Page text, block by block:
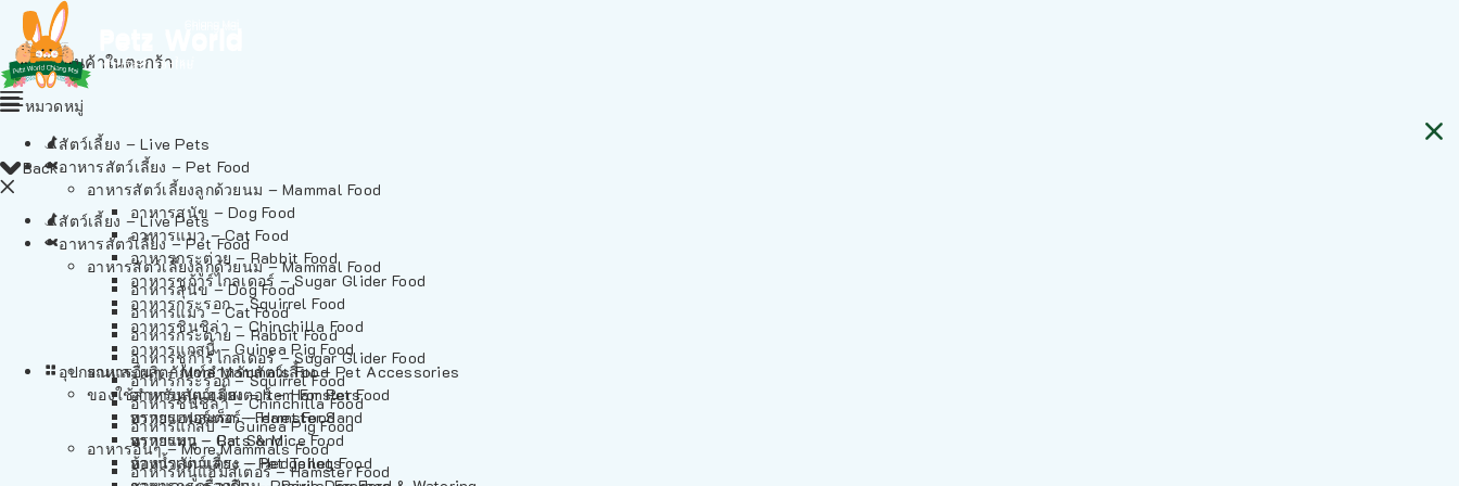
ไม่มีสินค้าในตะกร้า
Back
สัตว์เลี้ยง – Live Pets
อาหารสัตว์เลี้ยง – Pet Food
อาหารสัตว์เลี้ยงลูกด้วยนม – Mammal Food
อาหารสุนัข – Dog Food
อาหารแมว – Cat Food
อาหารกระต่าย – Rabbit Food
อาหารชูก้าร์ไกลเดอร์ – Sugar Glider Food
อาหารกระรอก – Squirrel Food
อาหารชินชิล่า – Chinchilla Food
อาหารแกสบี้ – Guinea Pig Food
อาหารอื่นๆ – More Mammals Food
อาหารหนูแฮมสเตอร์ – Hamster Food
หมวดหมู่
สัตว์เลี้ยง – Live Pets
อาหารสัตว์เลี้ยง – Pet Food
อาหารสัตว์เลี้ยงลูกด้วยนม – Mammal Food
อาหารสุนัข – Dog Food
อาหารแมว – Cat Food
อาหารกระต่าย – Rabbit Food
อาหารชูก้าร์ไกลเดอร์ – Sugar Glider Food
อาหารกระรอก – Squirrel Food
อาหารชินชิล่า – Chinchilla Food
อาหารแกสบี้ – Guinea Pig Food
อาหารอื่นๆ – More Mammals Food
อาหารหนูแฮมสเตอร์ – Hamster Food
อาหารเฟอร์เร็ต – Ferret Food
อาหารหนู – Rats & Mice Food
อาหารเม่นแคระ – Hedgehog Food
อุปกรณและผลิตภัณฑ์สำหรับสัตว์เลี้ยง – Pet Accessories
ของใช้สำหรับสัตว์เลี้ยง – Item For Pets
ทรายแฮมสเตอร์ – Hamster Sand
ทรายแมว – Cat Sand
ห้องน้ำสัตว์เลี้ยง – Pet Toilets